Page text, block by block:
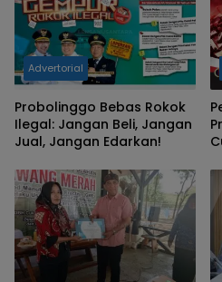
Advertorial
Probolinggo Bebas Rokok
Ilegal: Jangan Beli, Jangan
Jual, Jangan Edarkan!